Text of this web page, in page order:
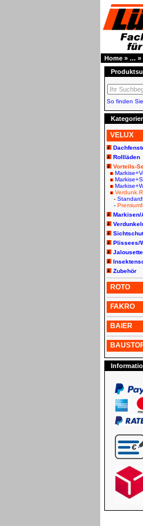
Home » … »
So finden
VELUX
Rollläden
Vorteils-
-
-
Markisen/
Plissees/
Zubehör
ROTO
FAKRO
BAIER